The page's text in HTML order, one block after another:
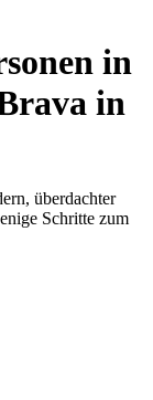
in
in
überdachter
Schritte zum